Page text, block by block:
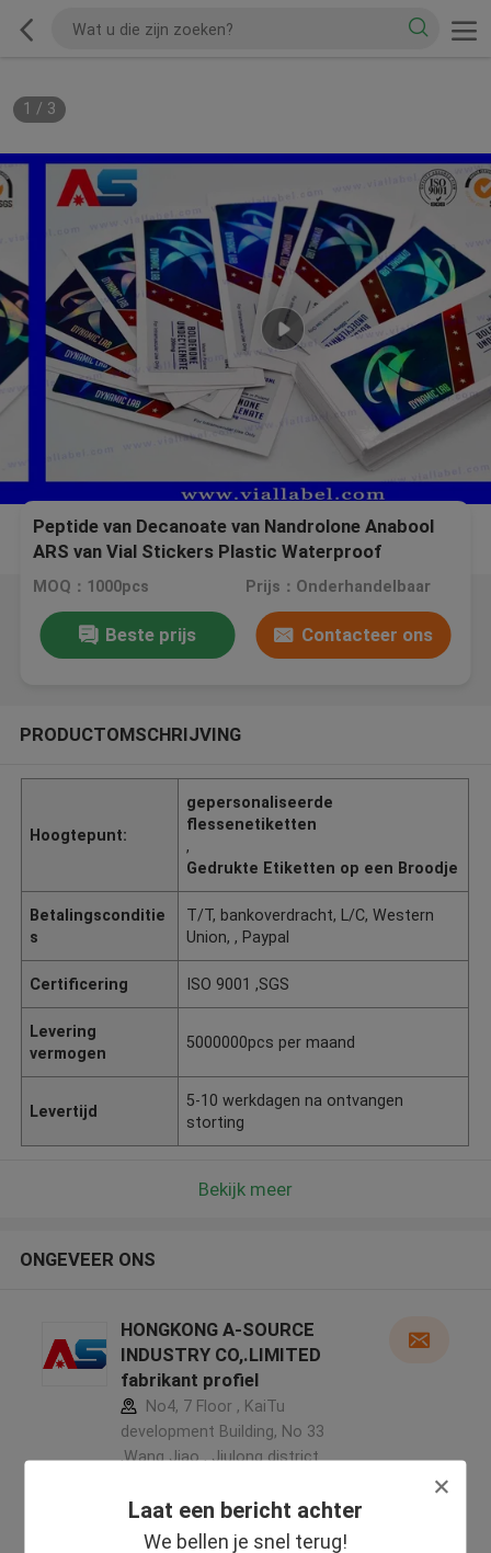
Laat een bericht achter
We bellen je snel terug!
1 / 3
Peptide van Decanoate van Nandrolone Anabool
ARS van Vial Stickers Plastic Waterproof
MOQ：1000pcs Prijs：Onderhandelbaar
Beste prijs Contacteer ons
PRODUCTOMSCHRIJVING
Hoogtepunt:
gepersonaliseerde
flessenetiketten
,
Gedrukte Etiketten op een Broodje
Betalingsconditie
s
T/T, bankoverdracht, L/C, Western
Union, , Paypal
Certificering ISO 9001 ,SGS
Levering
vermogen
5000000pcs per maand
Levertijd
5-10 werkdagen na ontvangen
storting
Bekijk meer
ONGEVEER ONS
HONGKONG A-SOURCE
INDUSTRY CO,.LIMITED
fabrikant profiel
No4, 7 Floor , KaiTu
development Building, No 33
,Wang Jiao , Jiulong district
5.0
Geverifieerde Leverancier